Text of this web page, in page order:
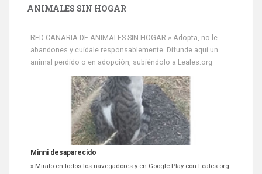
ANIMALES SIN HOGAR
RED CANARIA DE ANIMALES SIN HOGAR » Adopta, no le
abandones y cuídale responsablemente. Difunde aquí un
animal perdido o en adopción, subiéndolo a Leales.org
Minni desaparecido
» Míralo en todos los navegadores y en Google Play con Leales.org